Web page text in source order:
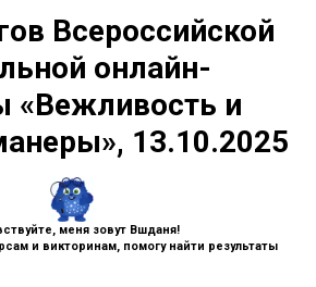
Всероссийской
онлайн-
«Вежливость и
13.10.2025
меня зовут Вшданя!
и викторинам, помогу найти результаты